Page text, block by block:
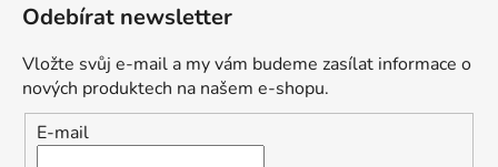
Odebírat newsletter
Vložte svůj e-mail a my vám budeme zasílat informace o
nových produktech na našem e-shopu.
E-mail